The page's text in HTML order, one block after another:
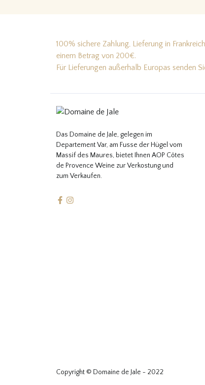
100% sichere Zahlung, Lieferung in
einem Betrag von 200€.
Für Lieferungen außerhalb Europas senden
Das Domaine de Jale, gelegen im
Departement Var, am Fusse der Hügel vom
Massif des Maures, bietet Ihnen AOP Côtes
de Provence Weine zur Verkostung und
zum Verkaufen.
Copyright © Domaine de Jale - 2022